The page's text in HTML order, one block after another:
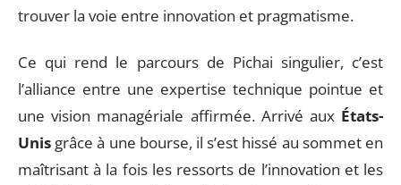
trouver la voie entre innovation et pragmatisme.
Ce qui rend le parcours de Pichai singulier, c’est
l’alliance entre une expertise technique pointue et
une vision managériale affirmée. Arrivé aux États-
Unis grâce à une bourse, il s’est hissé au sommet en
maîtrisant à la fois les ressorts de l’innovation et les